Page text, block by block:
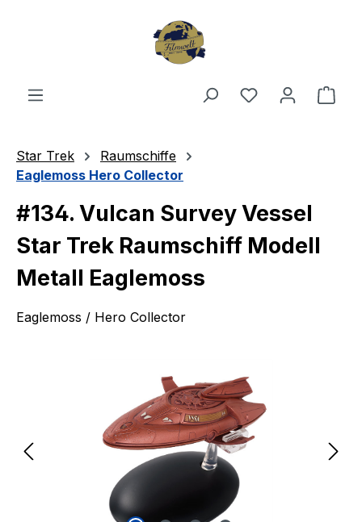
Du hast 0
Star Trek
Raumschiffe
Eaglemoss Hero Collector
#134. Vulcan Survey Vessel
Star Trek Raumschiff Modell
Metall Eaglemoss
Eaglemoss / Hero Collector